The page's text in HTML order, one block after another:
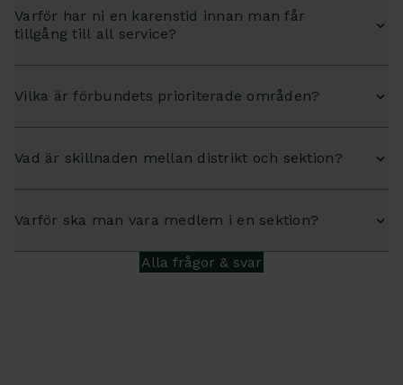
Varför har ni en karenstid innan man får
tillgång till all service?
Vilka är förbundets prioriterade områden?
Vad är skillnaden mellan distrikt och sektion?
Varför ska man vara medlem i en sektion?
Alla frågor & svar